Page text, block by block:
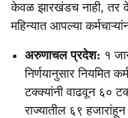
केवळ झारखंडच नाही, तर
महिन्यात आपल्या
अरुणाचल प्रदेश: १
निर्णयानुसार नियमित
टक्क्यांनी वाढवून ६०
राज्यातील ६९